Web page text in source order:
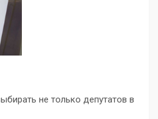
не только депутатов в